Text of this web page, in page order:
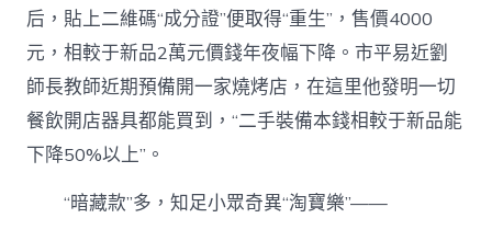
后，貼上二維碼“成分證”便取得“重生”，售價4000
元，相較于新品2萬元價錢年夜幅下降。市平易近劉
師長教師近期預備開一家燒烤店，在這里他發明一切
餐飲開店器具都能買到，“二手裝備本錢相較于新品能
下降50%以上”。
“暗藏款”多，知足小眾奇異“淘寶樂”——